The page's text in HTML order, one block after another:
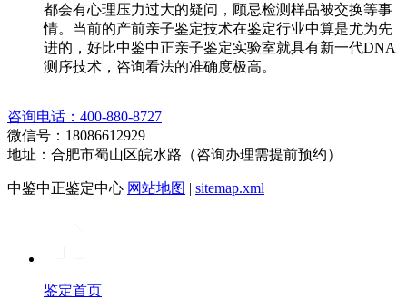
都会有心理压力过大的疑问，顾忌检测样品被交换等事
情。当前的产前亲子鉴定技术在鉴定行业中算是尤为先
进的，好比中鉴中正亲子鉴定实验室就具有新一代DNA
测序技术，咨询看法的准确度极高。
咨询电话：400-880-8727
微信号：18086612929
地址：合肥市蜀山区皖水路（咨询办理需提前预约）
中鉴中正鉴定中心 网站地图 | sitemap.xml
鉴定首页